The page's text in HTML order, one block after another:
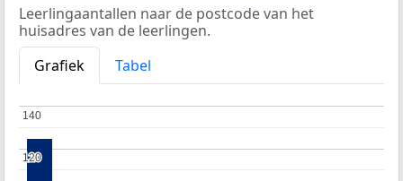
Leerlingaantallen naar de postcode van het
huisadres van de leerlingen.
Grafiek
Tabel
120
120
140
140